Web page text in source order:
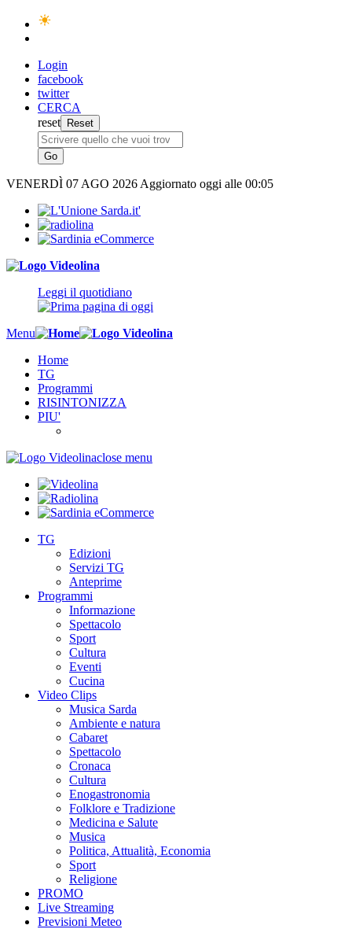
Login
facebook
twitter
CERCA
reset
VENERDÌ 07 AGO 2026 Aggiornato oggi alle 00:05
Leggi il quotidiano
Menu
Home
TG
Programmi
RISINTONIZZA
PIU'
close menu
TG
Edizioni
Servizi TG
Anteprime
Programmi
Informazione
Spettacolo
Sport
Cultura
Eventi
Cucina
Video Clips
Musica Sarda
Ambiente e natura
Cabaret
Spettacolo
Cronaca
Cultura
Enogastronomia
Folklore e Tradizione
Medicina e Salute
Musica
Politica, Attualità, Economia
Sport
Religione
PROMO
Live Streaming
Previsioni Meteo